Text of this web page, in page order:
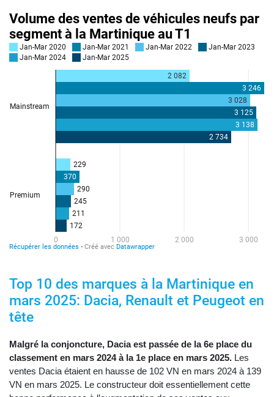
Top 10 des marques à la Martinique en
mars 2025: Dacia, Renault et Peugeot en
tête
Malgré la conjoncture, Dacia est passée de la 6e place du
classement en mars 2024 à la 1e place en mars 2025. Les
ventes Dacia étaient en hausse de 102 VN en mars 2024 à 139
VN en mars 2025. Le constructeur doit essentiellement cette